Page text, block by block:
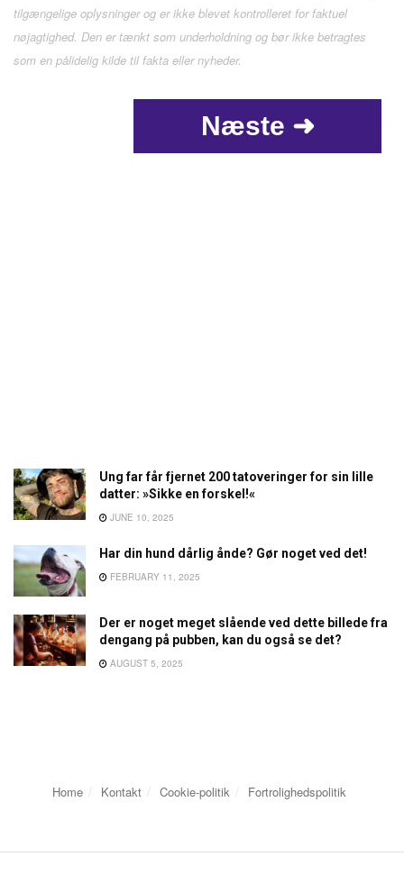
tilgængelige oplysninger og er ikke blevet kontrolleret for faktuel
nøjagtighed. Den er tænkt som underholdning og bør ikke betragtes
som en pålidelig kilde til fakta eller nyheder.
Næste ➜
Ung far får fjernet 200 tatoveringer for sin lille
datter: »Sikke en forskel!«
JUNE 10, 2025
Har din hund dårlig ånde? Gør noget ved det!
FEBRUARY 11, 2025
Der er noget meget slående ved dette billede fra
dengang på pubben, kan du også se det?
AUGUST 5, 2025
Home Kontakt Cookie-politik Fortrolighedspolitik